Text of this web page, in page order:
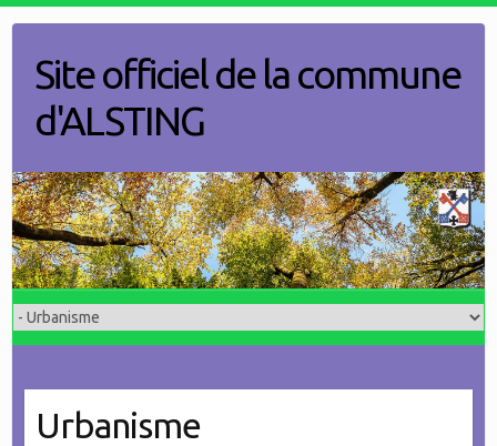
contentSite officiel de la commune
d'ALSTING
Urbanisme